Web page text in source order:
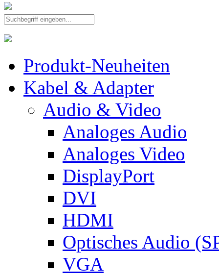
Produkt-Neuheiten
Kabel & Adapter
Audio & Video
Analoges Audio
Analoges Video
DisplayPort
DVI
HDMI
Optisches Audio
VGA